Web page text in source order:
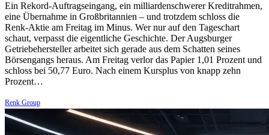
Ein Rekord-Auftragseingang, ein milliardenschwerer Kreditrahmen,
eine Übernahme in Großbritannien – und trotzdem schloss die
Renk-Aktie am Freitag im Minus. Wer nur auf den Tageschart
schaut, verpasst die eigentliche Geschichte. Der Augsburger
Getriebehersteller arbeitet sich gerade aus dem Schatten seines
Börsengangs heraus. Am Freitag verlor das Papier 1,01 Prozent und
schloss bei 50,77 Euro. Nach einem Kursplus von knapp zehn
Prozent…
Renk Group